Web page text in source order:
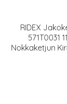
RIDEX
571T0031
Nokkaketjun